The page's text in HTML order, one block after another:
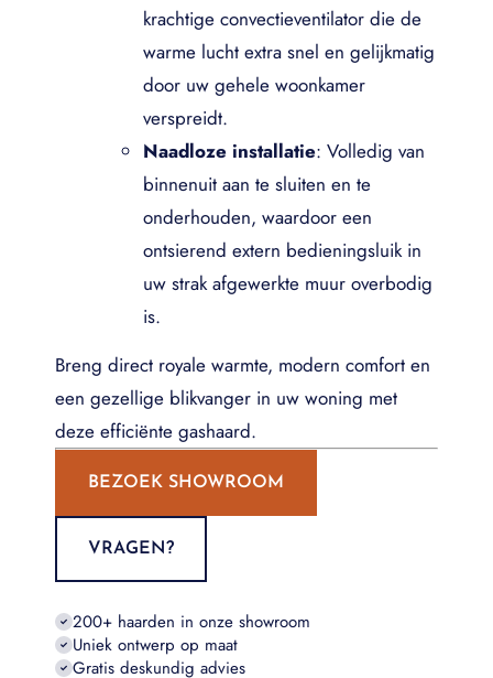
krachtige convectieventilator die de
warme lucht extra snel en gelijkmatig
door uw gehele woonkamer
verspreidt.
Naadloze installatie: Volledig van
binnenuit aan te sluiten en te
onderhouden, waardoor een
ontsierend extern bedieningsluik in
uw strak afgewerkte muur overbodig
is.
Breng direct royale warmte, modern comfort en
een gezellige blikvanger in uw woning met
deze efficiënte gashaard.
BEZOEK SHOWROOM
VRAGEN?
200+ haarden in onze showroom
Uniek ontwerp op maat
Gratis deskundig advies